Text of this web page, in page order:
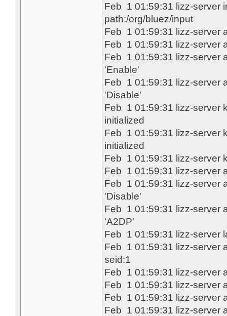
Feb 1 01:59:31 lizz-server
path:/org/bluez/input
Feb 1 01:59:31 lizz-server
Feb 1 01:59:31 lizz-server
Feb 1 01:59:31 lizz-server
'Enable'
Feb 1 01:59:31 lizz-server
'Disable'
Feb 1 01:59:31 lizz-server
initialized
Feb 1 01:59:31 lizz-server
initialized
Feb 1 01:59:31 lizz-server
Feb 1 01:59:31 lizz-server
Feb 1 01:59:31 lizz-server
'Disable'
Feb 1 01:59:31 lizz-server
'A2DP'
Feb 1 01:59:31 lizz-server
Feb 1 01:59:31 lizz-server
seid:1
Feb 1 01:59:31 lizz-server
Feb 1 01:59:31 lizz-server
Feb 1 01:59:31 lizz-server
Feb 1 01:59:31 lizz-server